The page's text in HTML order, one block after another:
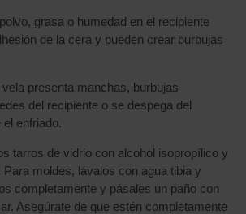
grasa o humedad en el recipiente
de la cera y pueden crear burbujas
vela presenta manchas, burbujas
del recipiente o se despega del
enfriado.
tarros de vidrio con alcohol isopropílico y
Para moldes, lávalos con agua tibia y
completamente y pásales un paño con
Asegúrate de que estén completamente